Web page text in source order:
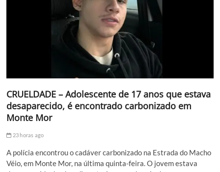
CRUELDADE – Adolescente de 17 anos que estava
desaparecido, é encontrado carbonizado em
Monte Mor
23 horas ago
A polícia encontrou o cadáver carbonizado na Estrada do Macho
Véio, em Monte Mor, na última quinta-feira. O jovem estava